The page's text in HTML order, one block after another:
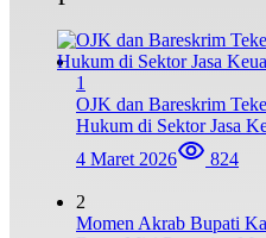
1
OJK dan Bareskrim
Hukum di Sektor Jasa
4 Maret 2026
824
2
Momen Akrab Bupati